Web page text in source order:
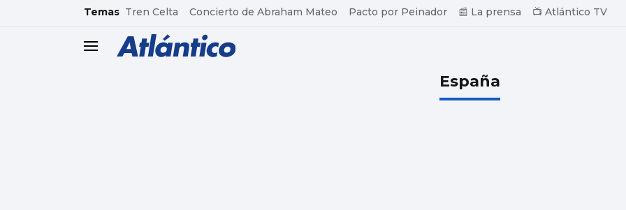
common.go-to-content
Temas Tren Celta Concierto de Abraham Mateo Pacto por Peinador 📰 La prensa 📺 Atlántico TV
header.menu.open
España